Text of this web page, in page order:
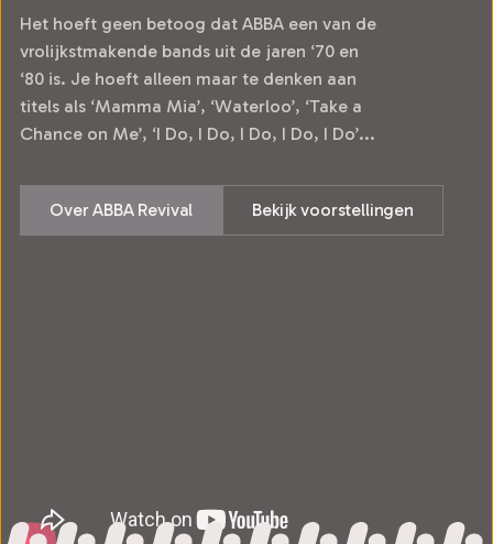
Het hoeft geen betoog dat ABBA een van de
vrolijkstmakende bands uit de jaren ‘70 en
‘80 is. Je hoeft alleen maar te denken aan
titels als ‘Mamma Mia’, ‘Waterloo’, ‘Take a
Chance on Me’, ‘I Do, I Do, I Do, I Do, I Do’...
Over ABBA Revival Bekijk voorstellingen